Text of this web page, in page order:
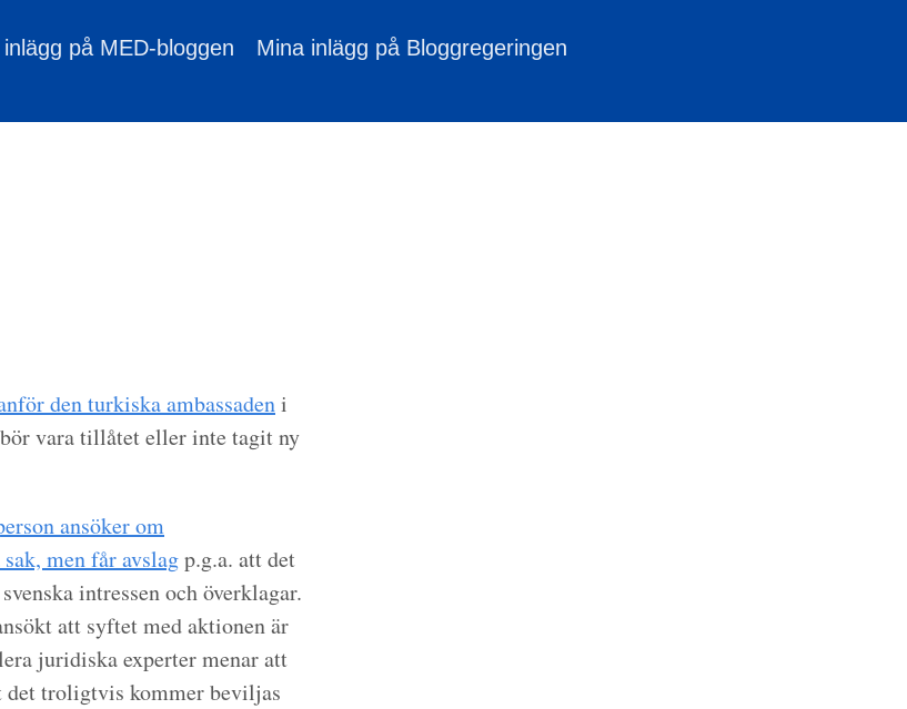
på MED-bloggen
Mina inlägg på Bloggregeringen
den turkiska ambassadeni
vara tillåtet eller inte tagit ny
ansöker om
men får avslagp.g.a. att det
intressenoch överklagar.
att syftet med aktionen är
juridiska experter menar att
det troligtvis kommer beviljas